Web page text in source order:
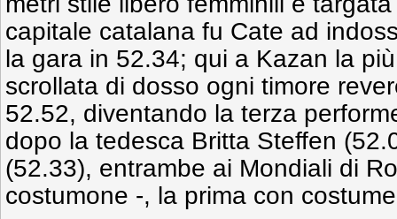
capitale catalana fu Cate ad
la gara in 52.34; qui a Kazan la
scrollata di dosso ogni timore
52.52, diventando la terza
dopo la tedesca Britta Steffen
(52.33), entrambe ai Mondiali di
costumone -, la prima con